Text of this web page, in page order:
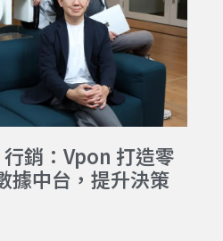
銷：Vpon 打造零
據中台，提升決策